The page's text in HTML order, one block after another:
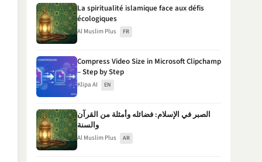
La spiritualité islamique face aux défis
écologiques
Al Muslim Plus FR
Compress Video Size in Microsoft Clipchamp
– Step by Step
Klipa AI EN
الصبر في الإسلام: فضائله وأمثلة من القرآن
والسنة
Al Muslim Plus AR